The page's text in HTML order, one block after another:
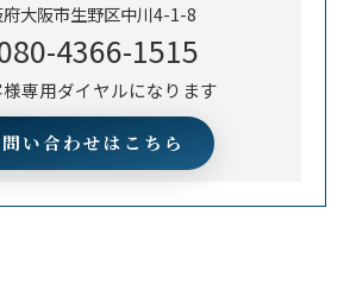
府大阪市生野区中川4-1-8
4366-1515
専用ダイヤルになります
い合わせはこちら